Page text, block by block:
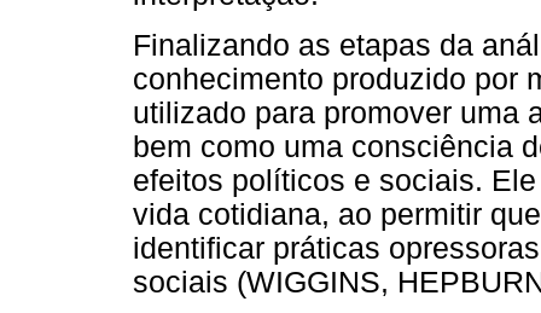
Finalizando as etapas da
conhecimento produzido por
utilizado para promover uma
bem como uma consciência
efeitos políticos e sociais.
vida cotidiana, ao permitir
identificar práticas
sociais (WIGGINS,